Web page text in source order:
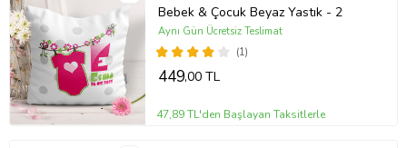
Bebek & Çocuk Beyaz Yastık - 2
(1)
Aynı Gün Ücretsiz Teslimat
449,00 TL
47,89 TL'den Başlayan Taksitlerle